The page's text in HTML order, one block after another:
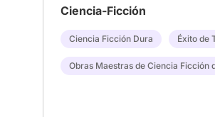
Ciencia-Ficción
Ciencia Ficción Dura Éxito de
Obras Maestras de Ciencia Ficción